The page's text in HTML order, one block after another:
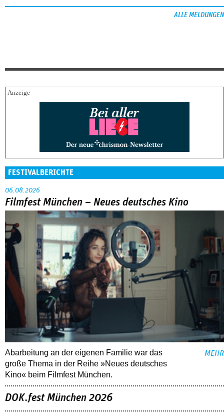
ALLE MELDUNGEN
FESTIVALBERICHTE
06.08.2026
Filmfest München – Neues deutsches Kino
Abarbeitung an der eigenen Familie war das
große Thema in der Reihe »Neues deutsches
Kino« beim Filmfest München.
MEHR
DOK.fest München 2026